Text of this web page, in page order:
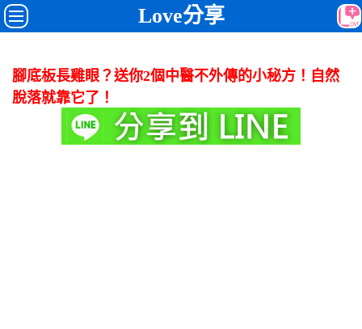
Love分享
腳底板長雞眼？送你2個中醫不外傳的小秘方！自然
脫落就靠它了！